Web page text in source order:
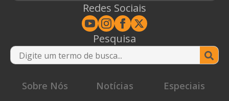
Redes Sociais
Pesquisa
Sobre Nós
Notícias Especiais